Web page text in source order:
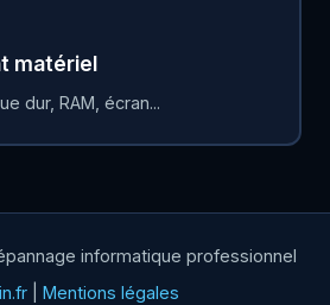
matériel
dur, RAM, écran...
informatique professionnel
| Mentions légales